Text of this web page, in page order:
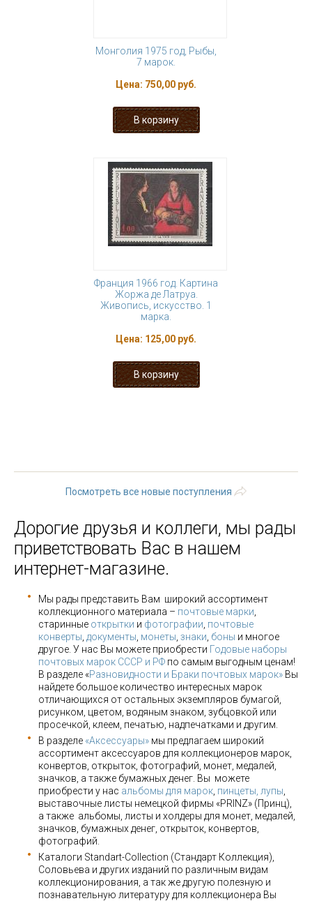
Монголия 1975 год, Рыбы,
7 марок.
Цена: 750,00 руб.
Франция 1966 год. Картина
Жоржа де Латруа.
Живопись, искусство. 1
марка.
Цена: 125,00 руб.
Посмотреть все новые поступления
Дорогие друзья и коллеги, мы рады
приветствовать Вас в нашем
интернет-магазине.
Мы рады представить Вам широкий ассортимент
коллекционного материала – почтовые марки
старинные открытки и фотографии почтовые
конверты документы монеты знаки боны и многое
другое. У нас Вы можете приобрести Годовые наборы
почтовых марок СССР и РФ по самым выгодным ценам!
В разделе «Разновидности и Браки почтовых марок» Вы
найдете большое количество интересных марок
отличающихся от остальных экземпляров бумагой,
рисунком, цветом, водяным знаком, зубцовкой или
просечкой, клеем, печатью, надпечатками и другим.
В разделе «Аксессуары» мы предлагаем широкий
ассортимент аксессуаров для коллекционеров марок,
конвертов, открыток, фотографий, монет, медалей,
значков, а также бумажных денег. Вы можете
приобрести у нас альбомы для марок пинцеты, лупы
выставочные листы немецкой фирмы «PRINZ» (Принц),
а также альбомы, листы и холдеры для монет, медалей,
значков, бумажных денег, открыток, конвертов,
фотографий.
Каталоги Standart-Collection (Стандарт Коллекция),
Соловьева и других изданий по различным видам
коллекционирования, а так же другую полезную и
познавательную литературу для коллекционера Вы